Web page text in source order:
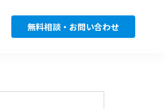
無料相談・お問い合わせ